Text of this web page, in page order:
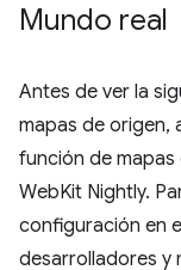
Mundo real
Antes de ver la
mapas de origen,
función de mapas
WebKit Nightly.
configuración en
desarrolladores y